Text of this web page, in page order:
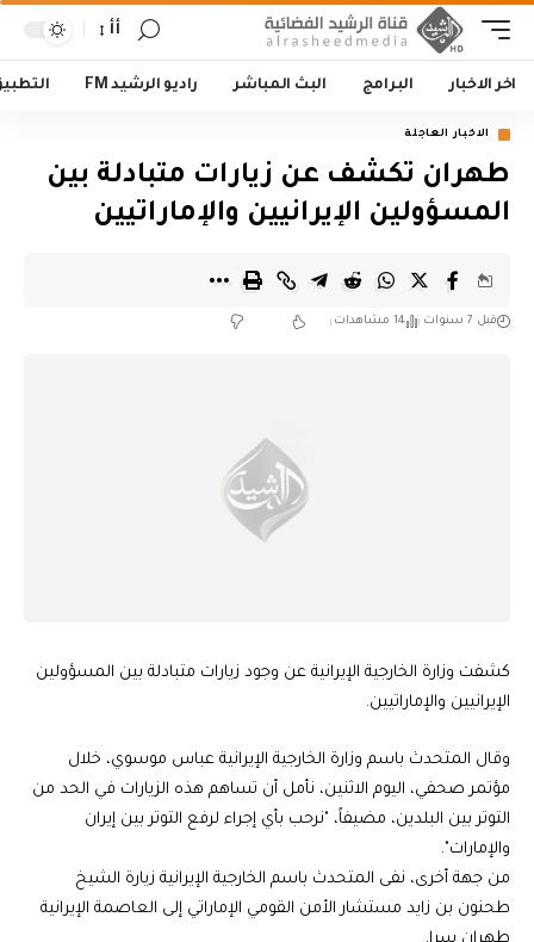
أأ
اخر الاخبار البرامج البث المباشر راديو الرشيد FM
الاخبار العاجلة
طهران تكشف عن زيارات متبادلة بين
المسؤولين الإيرانيين والإماراتيين
قبل 7 سنوات 14 مشاهدات
كشفت وزارة الخارجية الإيرانية عن وجود زيارات متبادلة بين المسؤولين
الإيرانيين والإماراتيين.
وقال المتحدث باسم وزارة الخارجية الإيرانية عباس موسوي، خلال
مؤتمر صحفي، اليوم الاثنين، نأمل أن تساهم هذه الزيارات في الحد من
التوتر بين البلدين، مضيفاً، "نرحب بأي إجراء لرفع التوتر بين إيران
والإمارات".
من جهة أخرى، نفى المتحدث باسم الخارجية الإيرانية زيارة الشيخ
طحنون بن زايد مستشار الأمن القومي الإماراتي إلى العاصمة الإيرانية